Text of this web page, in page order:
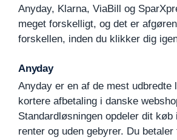
Anyday, Klarna, ViaBill og
meget forskelligt, og det er
forskellen, inden du klikker dig
Anyday
Anyday er en af de mest udbredte
kortere afbetaling i danske
Standardløsningen opdeler dit køb
renter og uden gebyrer. Du